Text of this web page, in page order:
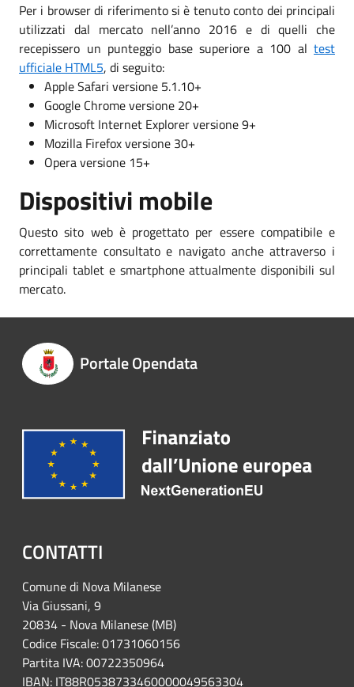
Per i browser di riferimento si è tenuto conto dei principali
utilizzati dal mercato nell’anno 2016 e di quelli che
recepissero un punteggio base superiore a 100 al test
ufficiale HTML5, di seguito:
Apple Safari versione 5.1.10+
Google Chrome versione 20+
Microsoft Internet Explorer versione 9+
Mozilla Firefox versione 30+
Opera versione 15+
Dispositivi mobile
Questo sito web è progettato per essere compatibile e
correttamente consultato e navigato anche attraverso i
principali tablet e smartphone attualmente disponibili sul
mercato.
Portale Opendata
CONTATTI
Comune di Nova Milanese
Via Giussani, 9
20834 - Nova Milanese (MB)
Codice Fiscale: 01731060156
Partita IVA: 00722350964
IBAN: IT88R0538733460000049563304